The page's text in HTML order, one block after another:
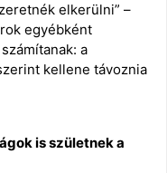
elkerülni” –
egyébként
a
kellene távoznia
is születnek a